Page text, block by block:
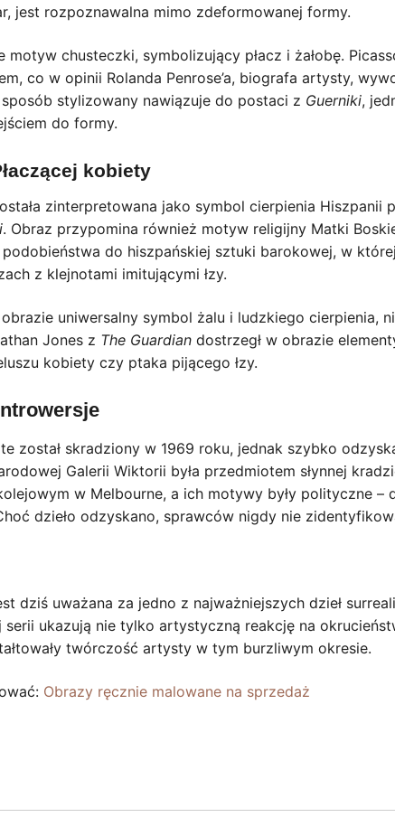
jest rozpoznawalna mimo zdeformowanej formy.
motyw chusteczki, symbolizujący płacz i żałobę.
co w opinii Rolanda Penrose’a, biografa artysty,
sposób stylizowany nawiązuje do postaci z Guerniki,
do formy.
kobiety
zinterpretowana jako symbol cierpienia Hiszpanii
. Obraz przypomina również motyw religijny Matki
do hiszpańskiej sztuki barokowej, w
z klejnotami imitującymi łzy.
uniwersalny symbol żalu i ludzkiego cierpienia,
Jones z The Guardian dostrzegł w obrazie
kobiety czy ptaka pijącego łzy.
został skradziony w 1969 roku, jednak szybko
Galerii Wiktorii była przedmiotem słynnej
w Melbourne, a ich motywy były polityczne –
dzieło odzyskano, sprawców nigdy nie
dziś uważana za jedno z najważniejszych dzieł
serii ukazują nie tylko artystyczną reakcję na
twórczość artysty w tym burzliwym okresie.
Obrazy ręcznie malowane na sprzedaż